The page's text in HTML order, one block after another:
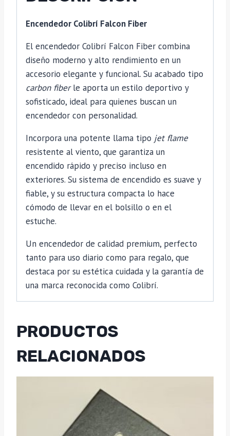
Encendedor Colibrí Falcon Fiber
El encendedor Colibrí Falcon Fiber combina
diseño moderno y alto rendimiento en un
accesorio elegante y funcional. Su acabado tipo
carbon fiberle aporta un estilo deportivo y
sofisticado, ideal para quienes buscan un
encendedor con personalidad.
Incorpora una potente llama tipo jet flame
resistente al viento, que garantiza un
encendido rápido y preciso incluso en
exteriores. Su sistema de encendido es suave y
fiable, y su estructura compacta lo hace
cómodo de llevar en el bolsillo o en el
estuche.
Un encendedor de calidad premium, perfecto
tanto para uso diario como para regalo, que
destaca por su estética cuidada y la garantía de
una marca reconocida como Colibrí.
PRODUCTOS
RELACIONADOS